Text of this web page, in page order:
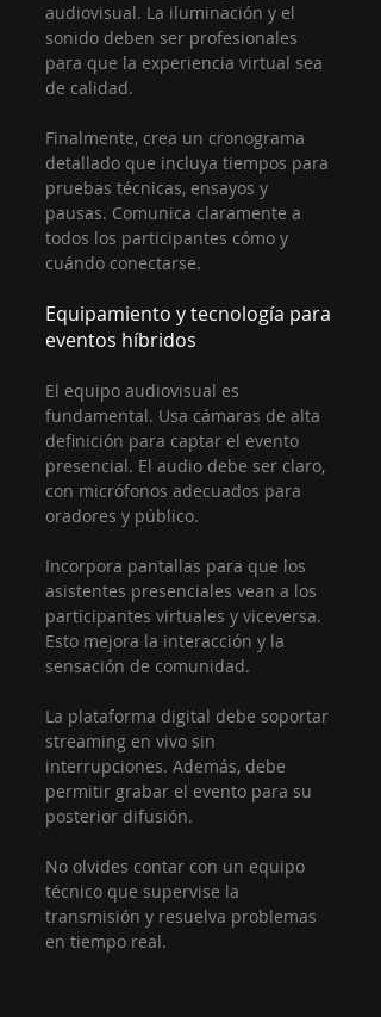
audiovisual. La iluminación y el
sonido deben ser profesionales
para que la experiencia virtual sea
de calidad.
Finalmente, crea un cronograma
detallado que incluya tiempos para
pruebas técnicas, ensayos y
pausas. Comunica claramente a
todos los participantes cómo y
cuándo conectarse.
Equipamiento y tecnología para
eventos híbridos
El equipo audiovisual es
fundamental. Usa cámaras de alta
definición para captar el evento
presencial. El audio debe ser claro,
con micrófonos adecuados para
oradores y público.
Incorpora pantallas para que los
asistentes presenciales vean a los
participantes virtuales y viceversa.
Esto mejora la interacción y la
sensación de comunidad.
La plataforma digital debe soportar
streaming en vivo sin
interrupciones. Además, debe
permitir grabar el evento para su
posterior difusión.
No olvides contar con un equipo
técnico que supervise la
transmisión y resuelva problemas
en tiempo real.